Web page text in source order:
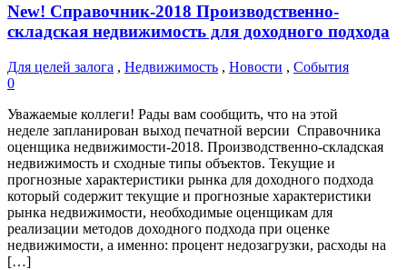
New! Справочник-2018 Производственно-
складская недвижимость для доходного подхода
Для целей залога , Недвижимость , Новости , События
0
Уважаемые коллеги! Рады вам сообщить, что на этой
неделе запланирован выход печатной версии Справочника
оценщика недвижимости-2018. Производственно-складская
недвижимость и сходные типы объектов. Текущие и
прогнозные характеристики рынка для доходного подхода
который содержит текущие и прогнозные характеристики
рынка недвижимости, необходимые оценщикам для
реализации методов доходного подхода при оценке
недвижимости, а именно: процент недозагрузки, расходы на
[…]